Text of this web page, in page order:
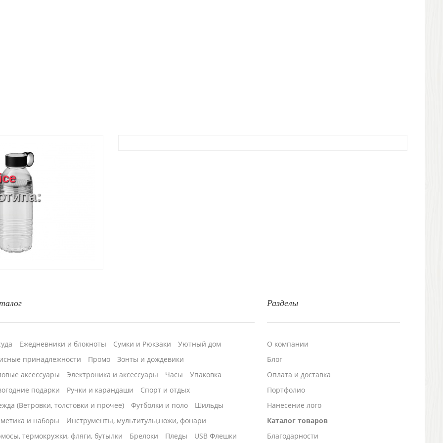
Разделы
О компании
Блог
Оплата и доставка
Портфолио
Нанесение лого
Каталог товаров
Благодарности
Ежедневники и блокноты Сумки и Рюкзаки
Уютный дом
принадлежности
Промо
Зонты и дождевики
аксессуары
Электроника и аксессуары Часы
Упаковка
подарки
Ручки и карандаши
Спорт и отдых
(Ветровки, толстовки и прочее)
Футболки и поло
Шильды
и наборы
Инструменты, мультитулы,ножи, фонари
термокружки, фляги, бутылки
Брелоки Пледы USB Флешки